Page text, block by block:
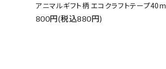
アニマルギフト柄 エコクラフトテープ40m
800円(税込880円)